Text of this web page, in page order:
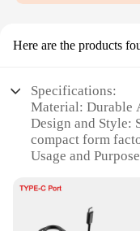
Here are the products
Specifications:
Material: Durable
Design and Style:
compact form
Usage and
Performance and
with advanced
Parts and